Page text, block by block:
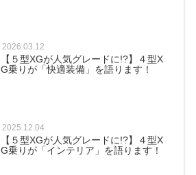
2026.03.12
【５型XGが人気グレードに!?】４型X
G乗りが「快適装備」を語ります！
2025.12.04
【５型XGが人気グレードに!?】４型X
G乗りが「インテリア」を語ります！